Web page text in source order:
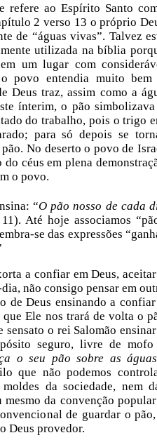
refere ao Espírito Santo
2 verso 13 o próprio
de “águas vivas”. Talvez
utilizada na bíblia
um lugar com
o povo entendia muito
Deus traz, assim como a
ínterim, o pão
do trabalho, pois o trigo
para só depois se
No deserto o povo de
céus em plena
o povo.
“O pão nosso de cada
Até hoje associamos
se das expressões
a confiar em Deus,
não consigo pensar em
de Deus ensinando a
Ele nos trará de volta o
o rei Salomão
seguro, livre de
o seu pão sobre as águas
que não podemos
da sociedade, nem
da convenção
de guardar o
Deus provedor.